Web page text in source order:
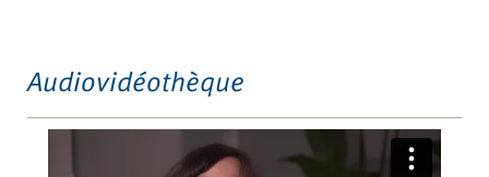
Audiovidéothèque